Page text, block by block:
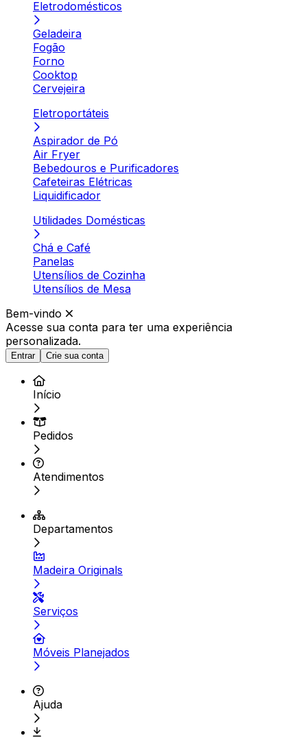
Eletrodomésticos
Geladeira
Fogão
Forno
Cooktop
Cervejeira
Eletroportáteis
Aspirador de Pó
Air Fryer
Bebedouros e Purificadores
Cafeteiras Elétricas
Liquidificador
Utilidades Domésticas
Chá e Café
Panelas
Utensílios de Cozinha
Utensílios de Mesa
Bem-vindo
Acesse sua conta para ter uma experiência
personalizada.
Entrar Crie sua conta
Início
Pedidos
Atendimentos
Departamentos
Madeira Originals
Serviços
Móveis Planejados
Ajuda